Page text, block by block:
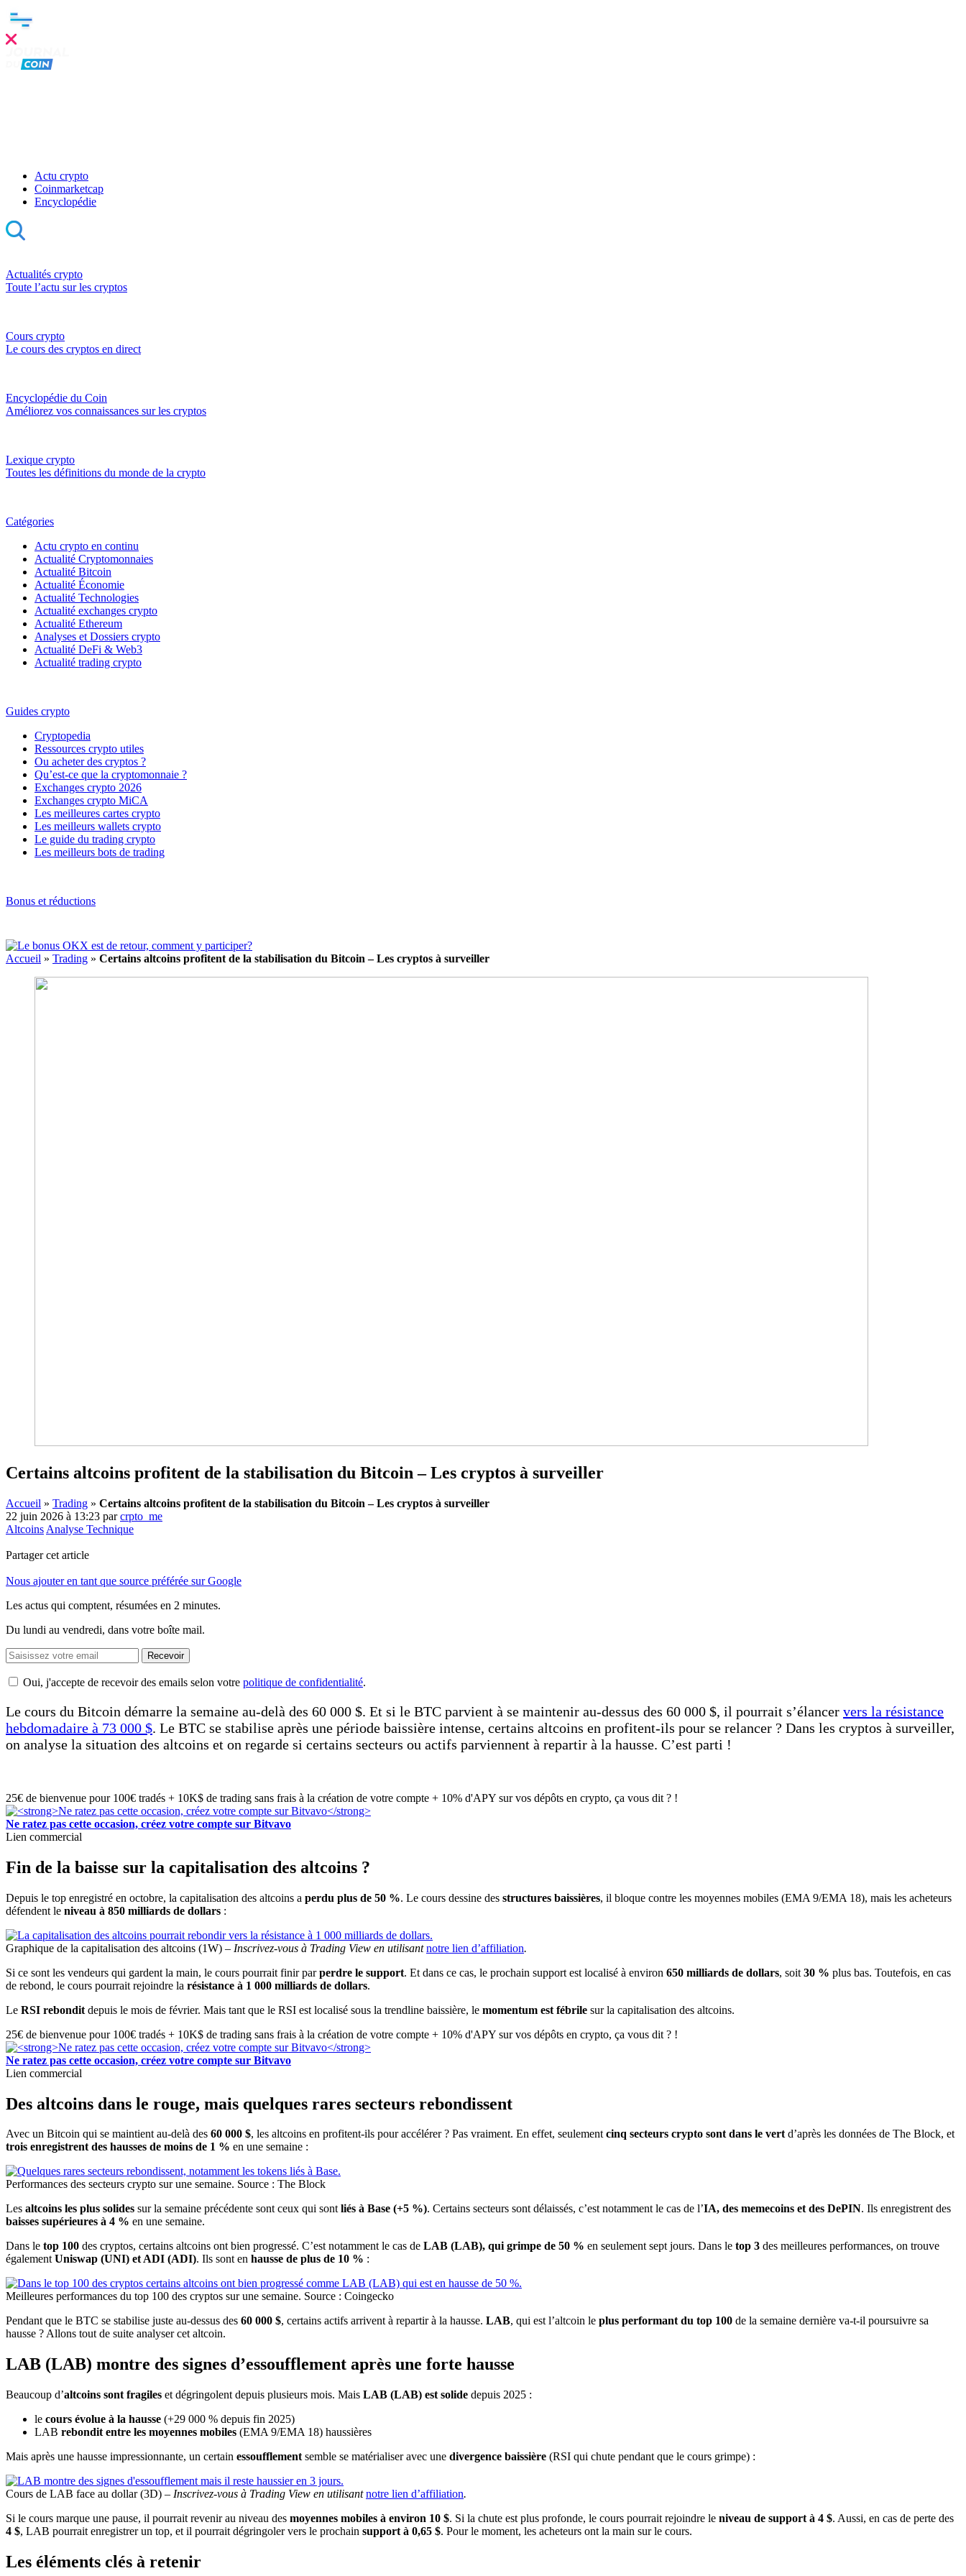
Actu crypto
Coinmarketcap
Encyclopédie
Actualités crypto
Toute l’actu sur les cryptos
Cours crypto
Le cours des cryptos en direct
Encyclopédie du Coin
Améliorez vos connaissances sur les cryptos
Lexique crypto
Toutes les définitions du monde de la crypto
Catégories
Actu crypto en continu
Actualité Cryptomonnaies
Actualité Bitcoin
Actualité Économie
Actualité Technologies
Actualité exchanges crypto
Actualité Ethereum
Analyses et Dossiers crypto
Actualité DeFi & Web3
Actualité trading crypto
Guides crypto
Cryptopedia
Ressources crypto utiles
Ou acheter des cryptos ?
Qu’est-ce que la cryptomonnaie ?
Exchanges crypto 2026
Exchanges crypto MiCA
Les meilleures cartes crypto
Les meilleurs wallets crypto
Le guide du trading crypto
Les meilleurs bots de trading
Bonus et réductions
Accueil » Trading » Certains altcoins profitent de la stabilisation du Bitcoin – Les cryptos à surveiller
Certains altcoins profitent de la stabilisation du Bitcoin – Les cryptos à surveiller
Accueil » Trading » Certains altcoins profitent de la stabilisation du Bitcoin – Les cryptos à surveiller
22 juin 2026 à 13:23 parcrpto_me
Altcoins Analyse Technique
Partager cet article
Nous ajouter en tant que source préférée sur Google
Les actus qui comptent, résumées en 2 minutes.
Du lundi au vendredi, dans votre boîte mail.
Recevoir
Oui, j'accepte de recevoir des emails selon votre politique de confidentialité.
Le cours du Bitcoin démarre la semaine au-delà des 60 000 $. Et si le BTC parvient à se maintenir au-dessus des 60 000 $, il pourrait s’élancer vers la résistance
hebdomadaire à 73 000 $. Le BTC se stabilise après une période baissière intense, certains altcoins en profitent-ils pour se relancer ? Dans les cryptos à surveiller,
on analyse la situation des altcoins et on regarde si certains secteurs ou actifs parviennent à repartir à la hausse. C’est parti !
25€ de bienvenue pour 100€ tradés + 10K$ de trading sans frais à la création de votre compte + 10% d'APY sur vos dépôts en crypto, ça vous dit ? !
Ne ratez pas cette occasion, créez votre compte sur Bitvavo
Lien commercial
Fin de la baisse sur la capitalisation des altcoins ?
Depuis le top enregistré en octobre, la capitalisation des altcoins a perdu plus de 50 %. Le cours dessine des structures baissières, il bloque contre les moyennes mobiles (EMA 9/EMA 18), mais les acheteurs
défendent le niveau à 850 milliards de dollars :
Graphique de la capitalisation des altcoins (1W) – Inscrivez-vous à Trading View en utilisantnotre lien d’affiliation.
Si ce sont les vendeurs qui gardent la main, le cours pourrait finir parperdre le support. Et dans ce cas, le prochain support est localisé à environ 650 milliards de dollars, soit 30 % plus bas. Toutefois, en cas
de rebond, le cours pourrait rejoindre la résistance à 1 000 milliards de dollars.
Le RSI rebondit depuis le mois de février. Mais tant que le RSI est localisé sous la trendline baissière, le momentum est fébrile sur la capitalisation des altcoins.
25€ de bienvenue pour 100€ tradés + 10K$ de trading sans frais à la création de votre compte + 10% d'APY sur vos dépôts en crypto, ça vous dit ? !
Ne ratez pas cette occasion, créez votre compte sur Bitvavo
Lien commercial
Des altcoins dans le rouge, mais quelques rares secteurs rebondissent
Avec un Bitcoin qui se maintient au-delà des 60 000 $, les altcoins en profitent-ils pour accélérer ? Pas vraiment. En effet, seulementcinq secteurs crypto sont dans le vertd’après les données de The Block, et
trois enregistrent des hausses de moins de 1 % en une semaine :
Performances des secteurs crypto sur une semaine. Source : The Block
Les altcoins les plus solides sur la semaine précédente sont ceux qui sontliés à Base (+5 %). Certains secteurs sont délaissés, c’est notamment le cas de l’IA, des memecoins et des DePIN. Ils enregistrent des
baisses supérieures à 4 % en une semaine.
Dans le top 100 des cryptos, certains altcoins ont bien progressé. C’est notamment le cas de LAB (LAB), qui grimpe de 50 % en seulement sept jours. Dans le top 3 des meilleures performances, on trouve
égalementUniswap (UNI) et ADI (ADI). Ils sont en hausse de plus de 10 % :
Meilleures performances du top 100 des cryptos sur une semaine. Source : Coingecko
Pendant que le BTC se stabilise juste au-dessus des 60 000 $, certains actifs arrivent à repartir à la hausse. LAB, qui est l’altcoin le plus performant du top 100 de la semaine dernière va-t-il poursuivre sa
hausse ? Allons tout de suite analyser cet altcoin.
LAB (LAB) montre des signes d’essoufflement après une forte hausse
Beaucoup d’altcoins sont fragiles et dégringolent depuis plusieurs mois. Mais LAB (LAB) est solide depuis 2025 :
le cours évolue à la hausse (+29 000 % depuis fin 2025)
LAB rebondit entre les moyennes mobiles (EMA 9/EMA 18) haussières
Mais après une hausse impressionnante, un certain essoufflement semble se matérialiser avec une divergence baissière (RSI qui chute pendant que le cours grimpe) :
Cours de LAB face au dollar (3D) – Inscrivez-vous à Trading View en utilisantnotre lien d’affiliation.
Si le cours marque une pause, il pourrait revenir au niveau des moyennes mobiles à environ 10 $. Si la chute est plus profonde, le cours pourrait rejoindre le niveau de support à 4 $. Aussi, en cas de perte des
4 $, LAB pourrait enregistrer un top, et il pourrait dégringoler vers le prochain support à 0,65 $. Pour le moment, les acheteurs ont la main sur le cours.
Les éléments clés à retenir